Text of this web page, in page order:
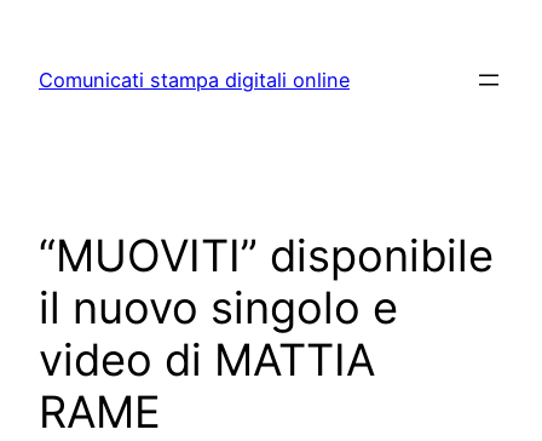
content
Comunicati stampa digitali online
“MUOVITI” disponibile
il nuovo singolo e
video di MATTIA
RAME